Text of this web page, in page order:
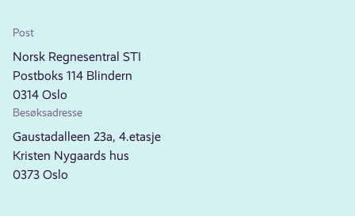
Post
Norsk Regnesentral STI
Postboks 114 Blindern
0314 Oslo
Besøksadresse
Gaustadalleen 23a, 4.etasje
Kristen Nygaards hus
0373 Oslo